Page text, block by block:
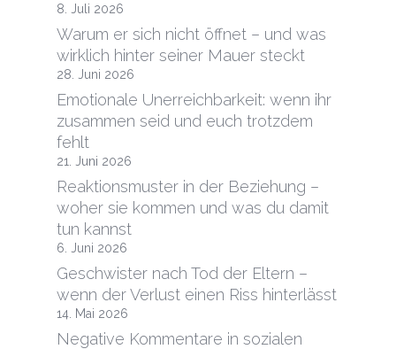
8. Juli 2026
Warum er sich nicht öffnet – und was
wirklich hinter seiner Mauer steckt
28. Juni 2026
Emotionale Unerreichbarkeit: wenn ihr
zusammen seid und euch trotzdem
fehlt
21. Juni 2026
Reaktionsmuster in der Beziehung –
woher sie kommen und was du damit
tun kannst
6. Juni 2026
Geschwister nach Tod der Eltern –
wenn der Verlust einen Riss hinterlässt
14. Mai 2026
Negative Kommentare in sozialen